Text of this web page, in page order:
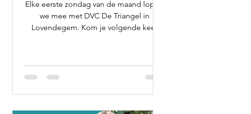
Elke eerste zondag van de maand lopen
we mee met DVC De Triangel in
Lovendegem. Kom je volgende keer